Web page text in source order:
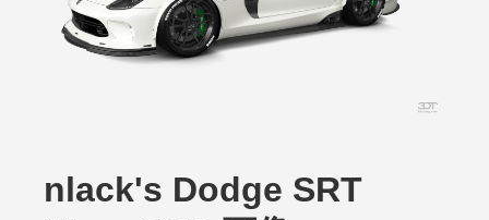
nlack's Dodge SRT